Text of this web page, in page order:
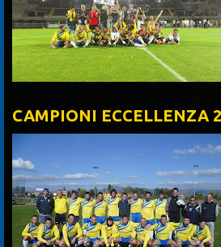
CAMPIONI ECCELLENZA